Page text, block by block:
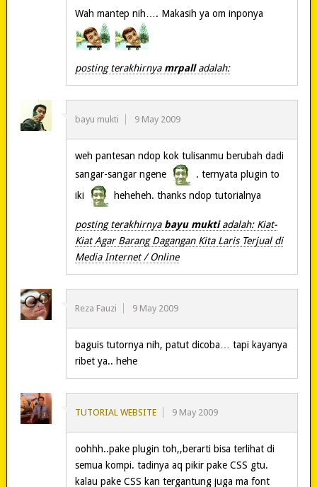
Wah mantep nih…. Makasih ya om inponya
posting terakhirnya mrpalladalah:
bayu mukti 9 May 2009
weh pantesan ndop kok tulisanmu berubah dadi
sangar-sangar ngene
. ternyata plugin to
iki
heheheh. thanks ndop tutorialnya
posting terakhirnya bayu muktiadalah: Kiat-
Kiat Agar Barang Dagangan Kita Laris Terjual di
Media Internet / Online
Reza Fauzi 9 May 2009
baguis tutornya nih, patut dicoba… tapi kayanya
ribet ya.. hehe
TUTORIAL WEBSITE 9 May 2009
oohhh..pake plugin toh,,berarti bisa terlihat di
semua kompi. tadinya aq pikir pake CSS gtu.
kalau pake CSS kan tergantung juga ma font